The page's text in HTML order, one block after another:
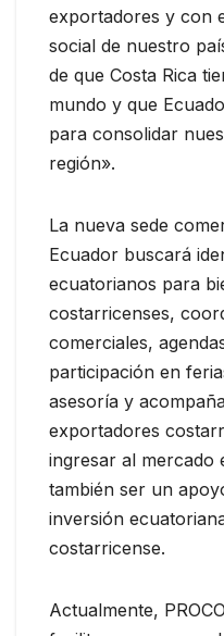
exportadores y con
social de nuestro
de que Costa Rica
mundo y que
para consolidar
región».
La nueva sede
Ecuador buscará
ecuatorianos para
costarricenses,
comerciales,
participación en
asesoría y
exportadores
ingresar al mercado
también ser un
inversión
costarricense.
Actualmente,